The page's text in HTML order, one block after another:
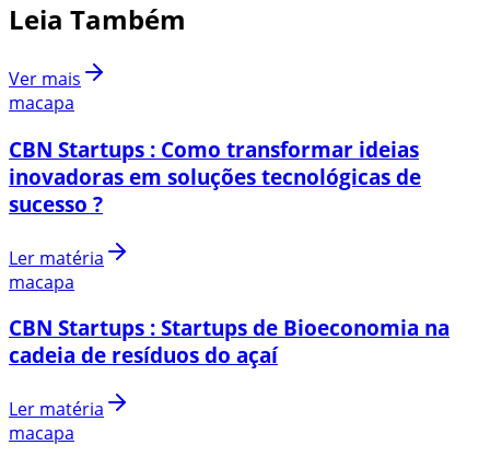
Leia Também
Ver mais
macapa
CBN Startups : Como transformar ideias
inovadoras em soluções tecnológicas de
sucesso ?
Ler matéria
macapa
CBN Startups : Startups de Bioeconomia na
cadeia de resíduos do açaí
Ler matéria
macapa